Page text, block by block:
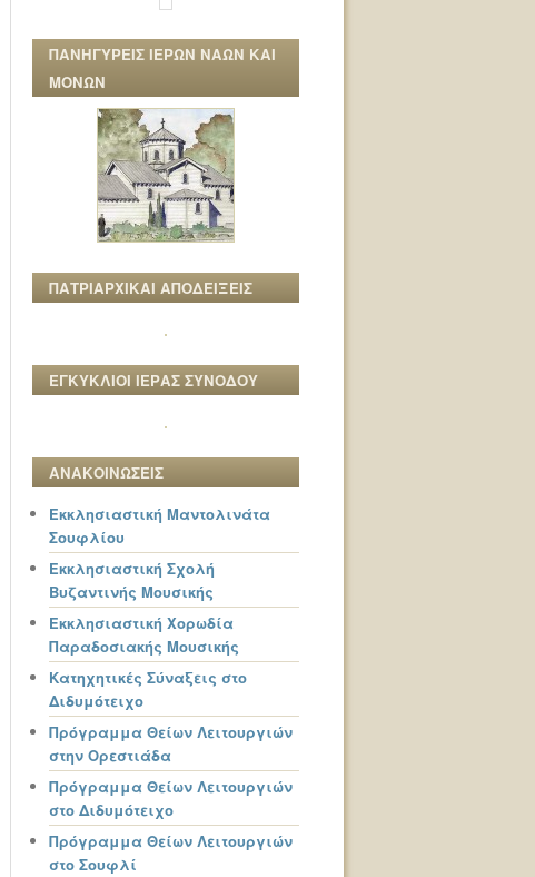
ΠΑΝΗΓΥΡΕΙΣ ΙΕΡΩΝ ΝΑΩΝ ΚΑΙ
ΜΟΝΩΝ
ΠΑΤΡΙΑΡΧΙΚΑΙ ΑΠΟΔΕΙΞΕΙΣ
ΕΓΚΥΚΛΙΟΙ ΙΕΡΑΣ ΣΥΝΟΔΟΥ
ΑΝΑΚΟΙΝΩΣΕΙΣ
Εκκλησιαστική Μαντολινάτα
Σουφλίου
Εκκλησιαστική Σχολή
Βυζαντινής Μουσικής
Εκκλησιαστική Χορωδία
Παραδοσιακής Μουσικής
Κατηχητικές Σύναξεις στο
Διδυμότειχο
Πρόγραμμα Θείων Λειτουργιών
στην Ορεστιάδα
Πρόγραμμα Θείων Λειτουργιών
στο Διδυμότειχο
Πρόγραμμα Θείων Λειτουργιών
στο Σουφλί